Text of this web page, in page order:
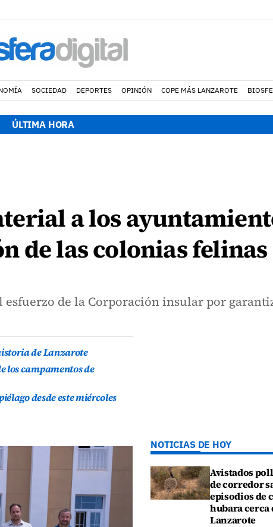
SOCIEDAD DEPORTES OPINIÓN COPE MÁS LANZAROTE
ÚLTIMA HORA
a los
de las colonias felinas
esfuerzo de la Corporación insular por
de Lanzarote
los campamentos de
desde este miércoles
NOTICIAS DE HOY
Avistados
de corredor
episodios de
hubara cerca
Lanzarote